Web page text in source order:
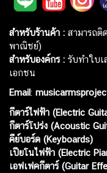
สำหรับร้านค้า : สามารถติ
พาณิชย์)
สำหรับองค์กร : รับทำใบเ
เอกชน
Email:
กีตาร์ไฟฟ้า (Electric
กีตาร์โปร่ง (Acoustic
คีย์บอร์ด (Keyboards)
เปียโนไฟฟ้า (Electric
เอฟเฟคกีตาร์ (Guitar